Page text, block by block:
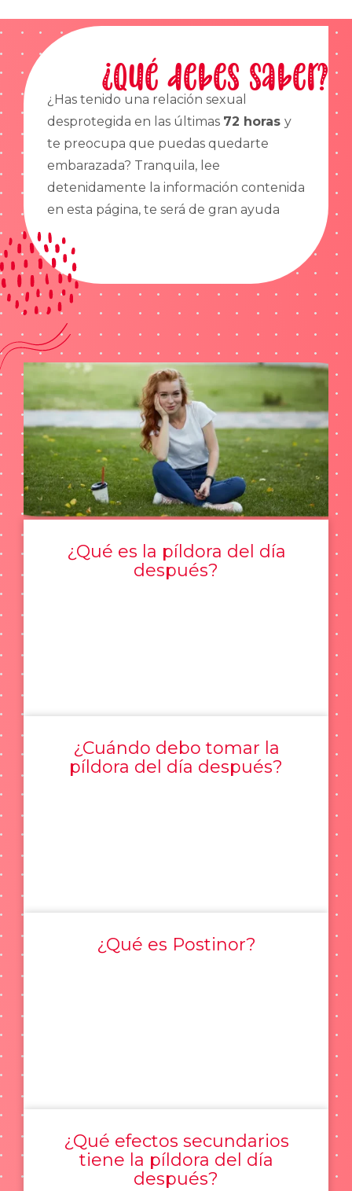
¿Qué debes saber?
¿Has tenido una relación sexual
desprotegida en las últimas 72 horas y
te preocupa que puedas quedarte
embarazada? Tranquila, lee
detenidamente la información contenida
en esta página, te será de gran ayuda
¿Qué es la píldora del día
después?
¿Cuándo debo tomar la
píldora del día después?
¿Qué es Postinor?
¿Qué efectos secundarios
tiene la píldora del día
después?